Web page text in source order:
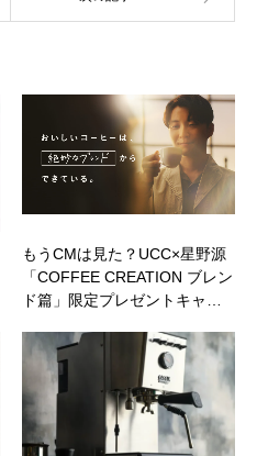
もうCMは見た？UCC×星野源
「COFFEE CREATION ブレン
ド篇」限定プレゼントキャ…